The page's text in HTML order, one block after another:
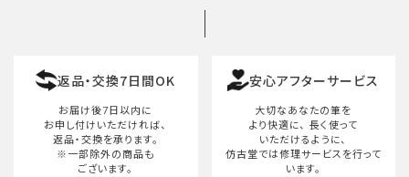
検索する
返品・交換7日間OK
お届け後7日以内に
お申し付けいただければ、
返品・交換を承ります。
※一部除外の商品も
ございます。
安心アフターサービス
大切なあなたの筆を
より快適に、 長く使って
いただけるように、
仿古堂では修理サービスを行って
います。